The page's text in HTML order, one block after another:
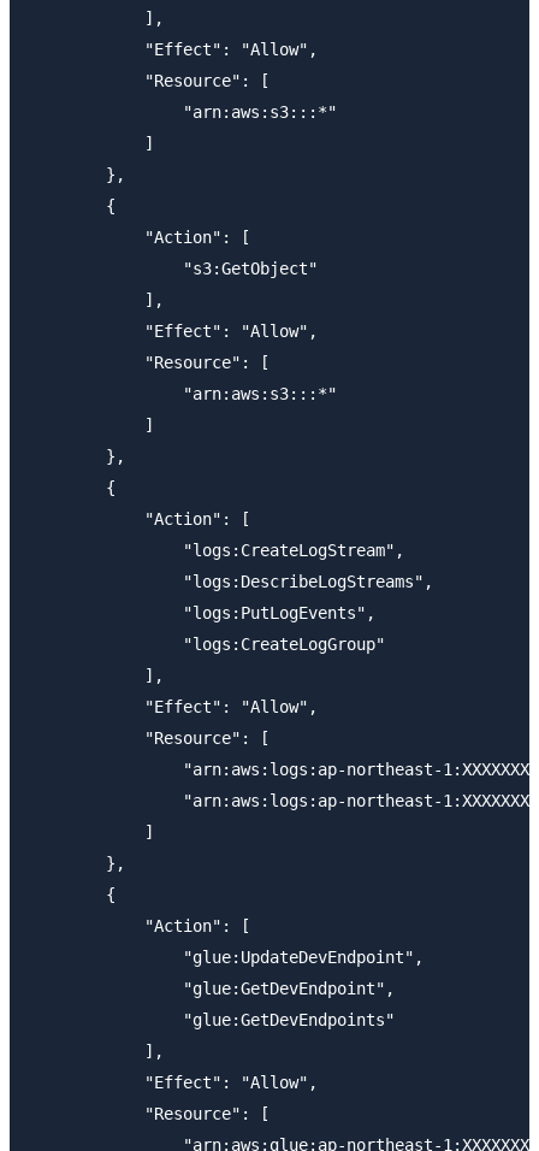
            ],
            "Effect": "Allow",
            "Resource": [
                "arn:aws:s3:::*"
            ]
        },
        {
            "Action": [
                "s3:GetObject"
            ],
            "Effect": "Allow",
            "Resource": [
                "arn:aws:s3:::*"
            ]
        },
        {
            "Action": [
                "logs:CreateLogStream",
                "logs:DescribeLogStreams",
                "logs:PutLogEvents",
                "logs:CreateLogGroup"
            ],
            "Effect": "Allow",
            "Resource": [
"arn:aws:logs:ap-northeast-
"arn:aws:logs:ap-northeast-
            ]
        },
        {
            "Action": [
                "glue:UpdateDevEndpoint",
                "glue:GetDevEndpoint",
                "glue:GetDevEndpoints"
            ],
            "Effect": "Allow",
            "Resource": [
"arn:aws:glue:ap-northeast-